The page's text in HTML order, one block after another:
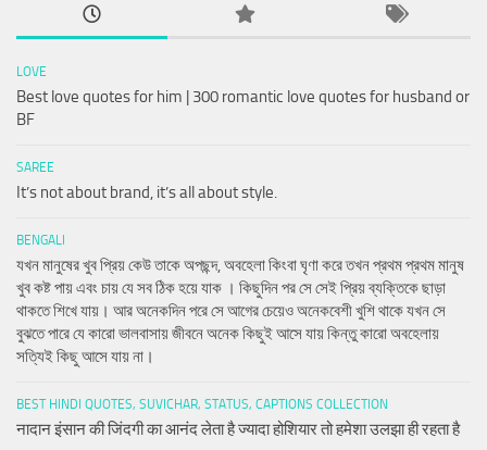
LOVE
Best love quotes for him | 300 romantic love quotes for husband or
BF
SAREE
It’s not about brand, it’s all about style.
BENGALI
যখন মানুষের খুব প্রিয় কেউ তাকে অপছন্দ, অবহেলা কিংবা ঘৃণা করে তখন প্রথম প্রথম মানুষ
খুব কষ্ট পায় এবং চায় যে সব ঠিক হয়ে যাক । কিছুদিন পর সে সেই প্রিয় ব্যক্তিকে ছাড়া
থাকতে শিখে যায়। আর অনেকদিন পরে সে আগের চেয়েও অনেকবেশী খুশি থাকে যখন সে
বুঝতে পারে যে কারো ভালবাসায় জীবনে অনেক কিছুই আসে যায় কিন্তু কারো অবহেলায়
সত্যিই কিছু আসে যায় না।
BEST HINDI QUOTES, SUVICHAR, STATUS, CAPTIONS COLLECTION
नादान इंसान की जिंदगी का आनंद लेता है ज्यादा होशियार तो हमेशा उलझा ही रहता है